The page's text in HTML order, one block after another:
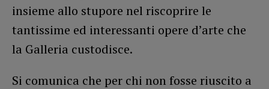
insieme allo stupore nel riscoprire le
tantissime ed interessanti opere d’arte che
la Galleria custodisce.
Si comunica che per chi non fosse riuscito a